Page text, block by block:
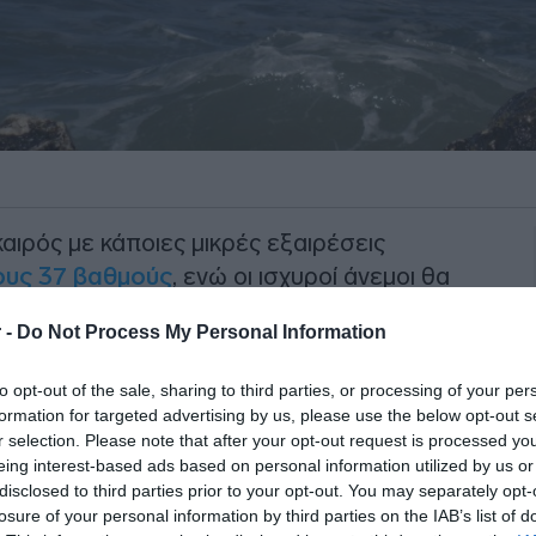
- Do Not Process My Personal Information
opt-out of the sale, sharing to third parties, or processing of your
for targeted advertising by us, please use the below opt-out
selection. Please note that after your opt-out request is processed
interest-based ads based on personal information utilized by us
to third parties prior to your opt-out. You may separately
of your personal information by third parties on the IAB’s list of
με κάποιες μικρές εξαιρέσεις
37 βαθμούς, ενώ οι ισχυροί άνεμοι θα
αυξάνοντας τον κίνδυνο πυρκαγιάς.
της
σύννεφα που μπορεί να κάνουν την
ηθερμοκρασίαθα κυμανθεί
στα κεντρικά ηπειρωτικά τους37